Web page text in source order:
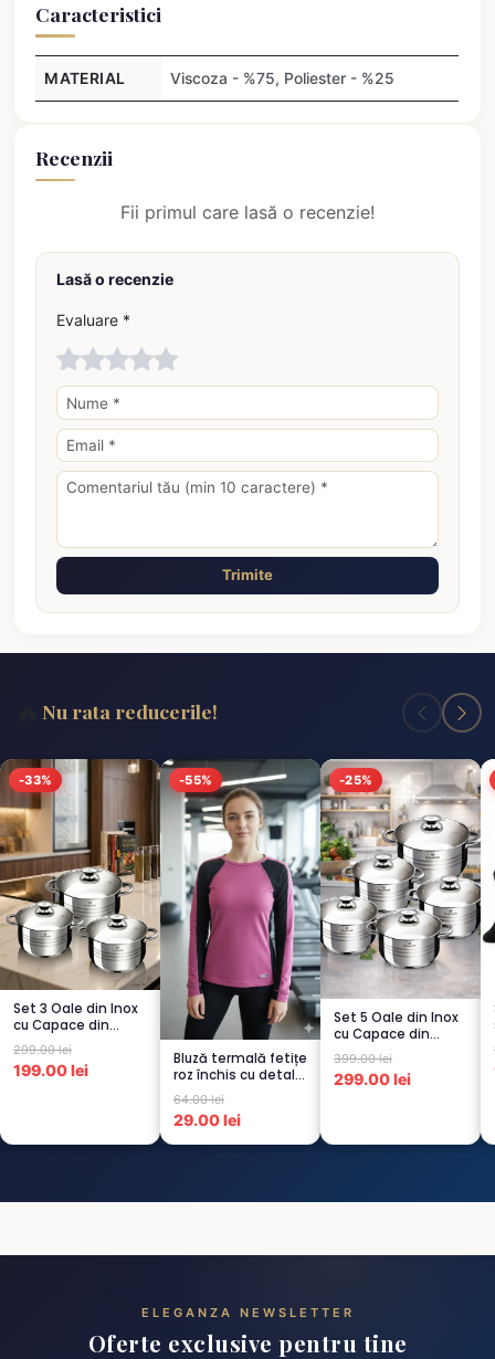
Caracteristici
MATERIAL Viscoza - %75, Poliester - %25
Recenzii
Fii primul care lasă o recenzie!
Lasă o recenzie
Evaluare *
Trimite
Nu rata reducerile!
-33%
Set 3 Oale din Inox
cu Capace din
Sticlă
Termorezistent...
299.00 lei
199.00 lei
-55%
Bluză termală fetițe
roz închis cu detalii
negre, cu pu...
64.00 lei
29.00 lei
-25%
Set 5 Oale din Inox
cu Capace din
Sticlă
Termorezistent...
399.00 lei
299.00 lei
ELEGANZA NEWSLETTER
Oferte exclusive pentru tine